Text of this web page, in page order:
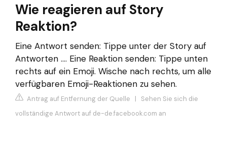
Wie reagieren auf Story
Reaktion?
Eine Antwort senden: Tippe unter der Story auf
Antworten …. Eine Reaktion senden: Tippe unten
rechts auf ein Emoji. Wische nach rechts, um alle
verfügbaren Emoji-Reaktionen zu sehen.
Antrag auf Entfernung der Quelle | Sehen Sie sich die
vollständige Antwort auf de-de.facebook.com an